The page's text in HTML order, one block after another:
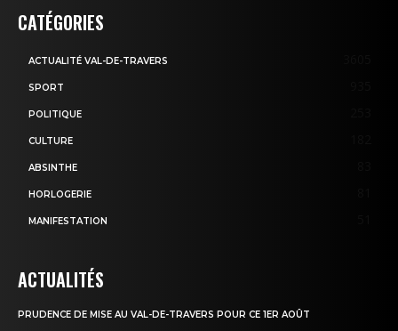
CATÉGORIES
ACTUALITÉ VAL-DE-TRAVERS
SPORT
POLITIQUE
CULTURE
ABSINTHE
HORLOGERIE
MANIFESTATION
ACTUALITÉS
PRUDENCE DE MISE AU VAL-DE-TRAVERS POUR CE 1ER AOÛT